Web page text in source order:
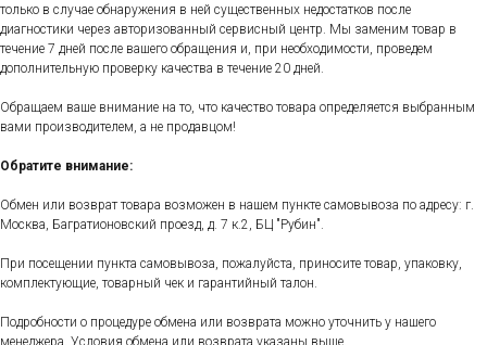
только в случае обнаружения в ней существенных недостатков после
диагностики через авторизованный сервисный центр. Мы заменим товар в
течение 7 дней после вашего обращения и, при необходимости, проведем
дополнительную проверку качества в течение 20 дней.
Обращаем ваше внимание на то, что качество товара определяется выбранным
вами производителем, а не продавцом!
Обратите внимание:
Обмен или возврат товара возможен в нашем пункте самовывоза по адресу: г.
Москва, Багратионовский проезд, д. 7 к.2, БЦ "Рубин".
При посещении пункта самовывоза, пожалуйста, приносите товар, упаковку,
комплектующие, товарный чек и гарантийный талон.
Подробности о процедуре обмена или возврата можно уточнить у нашего
менеджера. Условия обмена или возврата указаны выше.